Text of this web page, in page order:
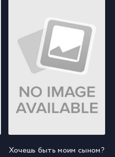
Хочешь быть моим сыном?